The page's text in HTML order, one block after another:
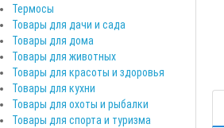
Термосы
Товары для дачи и сада
Товары для дома
Товары для животных
Товары для красоты и здоровья
Товары для кухни
Товары для охоты и рыбалки
Товары для спорта и туризма